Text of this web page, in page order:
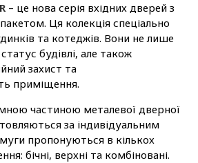
– це нова серія вхідних дверей з
Ця колекція спеціально
та котеджів. Вони не лише
будівлі, але також
захист та
приміщення.
частиною металевої дверної
за індивідуальним
пропонуються в кількох
бічні, верхні та комбіновані.